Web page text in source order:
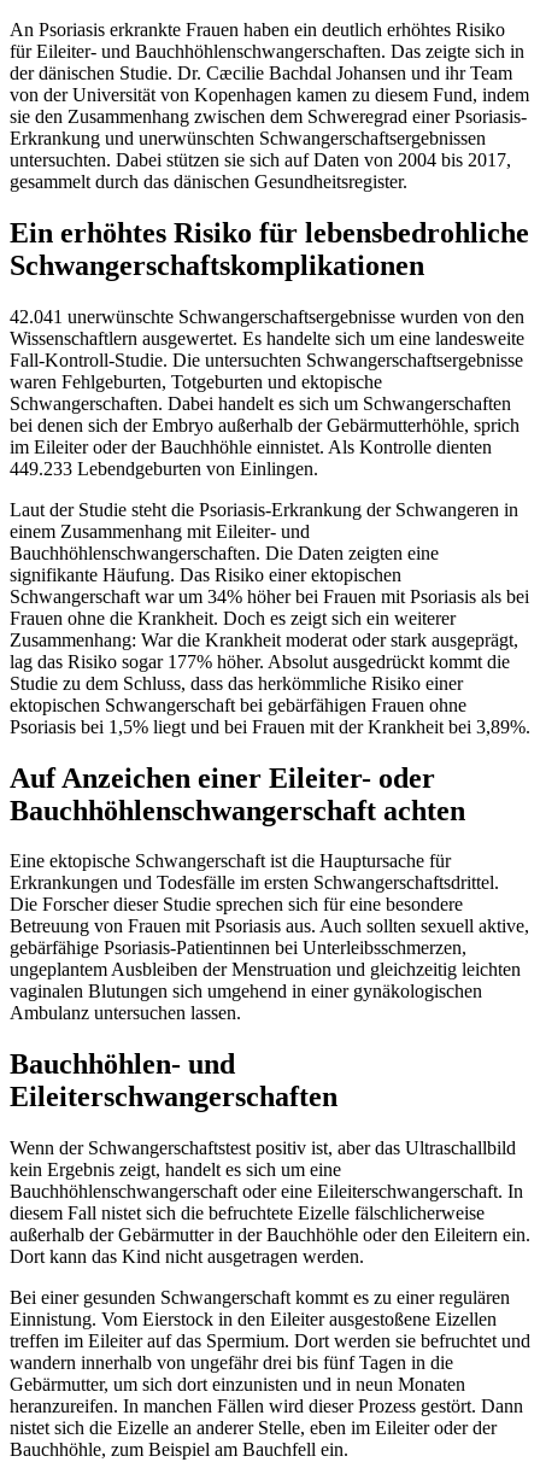
An Psoriasis erkrankte Frauen haben ein deutlich erhöhtes Risiko
für Eileiter- und Bauchhöhlenschwangerschaften. Das zeigte sich in
der dänischen Studie. Dr. Cæcilie Bachdal Johansen und ihr Team
von der Universität von Kopenhagen kamen zu diesem Fund, indem
sie den Zusammenhang zwischen dem Schweregrad einer Psoriasis-
Erkrankung und unerwünschten Schwangerschaftsergebnissen
untersuchten. Dabei stützen sie sich auf Daten von 2004 bis 2017,
gesammelt durch das dänischen Gesundheitsregister.
Ein erhöhtes Risiko für lebensbedrohliche
Schwangerschaftskomplikationen
42.041 unerwünschte Schwangerschaftsergebnisse wurden von den
Wissenschaftlern ausgewertet. Es handelte sich um eine landesweite
Fall-Kontroll-Studie. Die untersuchten Schwangerschaftsergebnisse
waren Fehlgeburten, Totgeburten und ektopische
Schwangerschaften. Dabei handelt es sich um Schwangerschaften
bei denen sich der Embryo außerhalb der Gebärmutterhöhle, sprich
im Eileiter oder der Bauchhöhle einnistet. Als Kontrolle dienten
449.233 Lebendgeburten von Einlingen.
Laut der Studie steht die Psoriasis-Erkrankung der Schwangeren in
einem Zusammenhang mit Eileiter- und
Bauchhöhlenschwangerschaften. Die Daten zeigten eine
signifikante Häufung. Das Risiko einer ektopischen
Schwangerschaft war um 34% höher bei Frauen mit Psoriasis als bei
Frauen ohne die Krankheit. Doch es zeigt sich ein weiterer
Zusammenhang: War die Krankheit moderat oder stark ausgeprägt,
lag das Risiko sogar 177% höher. Absolut ausgedrückt kommt die
Studie zu dem Schluss, dass das herkömmliche Risiko einer
ektopischen Schwangerschaft bei gebärfähigen Frauen ohne
Psoriasis bei 1,5% liegt und bei Frauen mit der Krankheit bei 3,89%.
Auf Anzeichen einer Eileiter- oder
Bauchhöhlenschwangerschaft achten
Eine ektopische Schwangerschaft ist die Hauptursache für
Erkrankungen und Todesfälle im ersten Schwangerschaftsdrittel.
Die Forscher dieser Studie sprechen sich für eine besondere
Betreuung von Frauen mit Psoriasis aus. Auch sollten sexuell aktive,
gebärfähige Psoriasis-Patientinnen bei Unterleibsschmerzen,
ungeplantem Ausbleiben der Menstruation und gleichzeitig leichten
vaginalen Blutungen sich umgehend in einer gynäkologischen
Ambulanz untersuchen lassen.
Bauchhöhlen- und
Eileiterschwangerschaften
Wenn der Schwangerschaftstest positiv ist, aber das Ultraschallbild
kein Ergebnis zeigt, handelt es sich um eine
Bauchhöhlenschwangerschaft oder eine Eileiterschwangerschaft. In
diesem Fall nistet sich die befruchtete Eizelle fälschlicherweise
außerhalb der Gebärmutter in der Bauchhöhle oder den Eileitern ein.
Dort kann das Kind nicht ausgetragen werden.
Bei einer gesunden Schwangerschaft kommt es zu einer regulären
Einnistung. Vom Eierstock in den Eileiter ausgestoßene Eizellen
treffen im Eileiter auf das Spermium. Dort werden sie befruchtet und
wandern innerhalb von ungefähr drei bis fünf Tagen in die
Gebärmutter, um sich dort einzunisten und in neun Monaten
heranzureifen. In manchen Fällen wird dieser Prozess gestört. Dann
nistet sich die Eizelle an anderer Stelle, eben im Eileiter oder der
Bauchhöhle, zum Beispiel am Bauchfell ein.